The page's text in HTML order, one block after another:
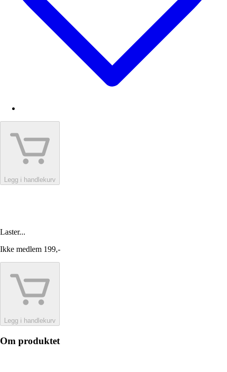
Legg i handlekurv
Laster...
Ikke medlem 199,-
Legg i handlekurv
Om produktet